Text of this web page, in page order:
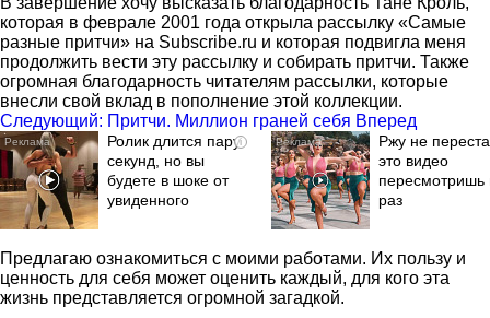
которая в феврале 2001 года открыла рассылку «Самые
разные притчи» на Subscribe.ru и которая подвигла меня
продолжить вести эту рассылку и собирать притчи. Также
огромная благодарность читателям рассылки, которые
внесли свой вклад в пополнение этой коллекции.
Следующий: Притчи. Миллион граней себя Вперед
i
Ролик длится пару
секунд, но вы
будете в шоке от
увиденного
Ржу не
это видео
пересмотришь
раз
Предлагаю ознакомиться с моими работами. Их пользу и
ценность для себя может оценить каждый, для кого эта
жизнь представляется огромной загадкой.